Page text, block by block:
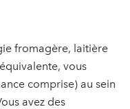
fromagère, laitière
vous
comprise) au sein
avez des